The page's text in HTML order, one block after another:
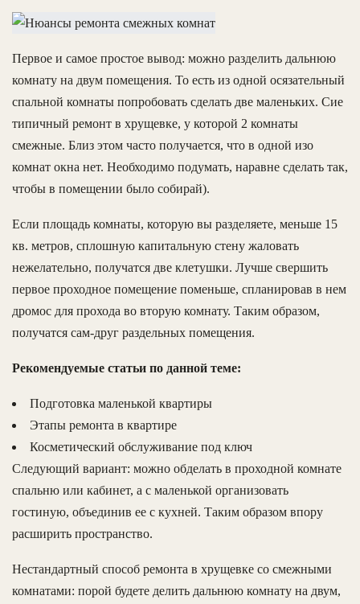
Первое и самое простое вывод: можно разделить дальнюю
комнату на двум помещения. То есть из одной осязательный
спальной комнаты попробовать сделать две маленьких. Сие
типичный ремонт в хрущевке, у которой 2 комнаты
смежные. Близ этом часто получается, что в одной изо
комнат окна нет. Необходимо подумать, наравне сделать так,
чтобы в помещении было собирай).
Если площадь комнаты, которую вы разделяете, меньше 15
кв. метров, сплошную капитальную стену жаловать
нежелательно, получатся две клетушки. Лучше свершить
первое проходное помещение поменьше, спланировав в нем
дромос для прохода во вторую комнату. Таким образом,
получатся сам-друг раздельных помещения.
Рекомендуемые статьи по данной теме:
Подготовка маленькой квартиры
Этапы ремонта в квартире
Косметический обслуживание под ключ
Следующий вариант: можно обделать в проходной комнате
спальню или кабинет, а с маленькой организовать
гостиную, объединив ее с кухней. Таким образом впору
расширить пространство.
Нестандартный способ ремонта в хрущевке со смежными
комнатами: порой будете делить дальнюю комнату на двум,